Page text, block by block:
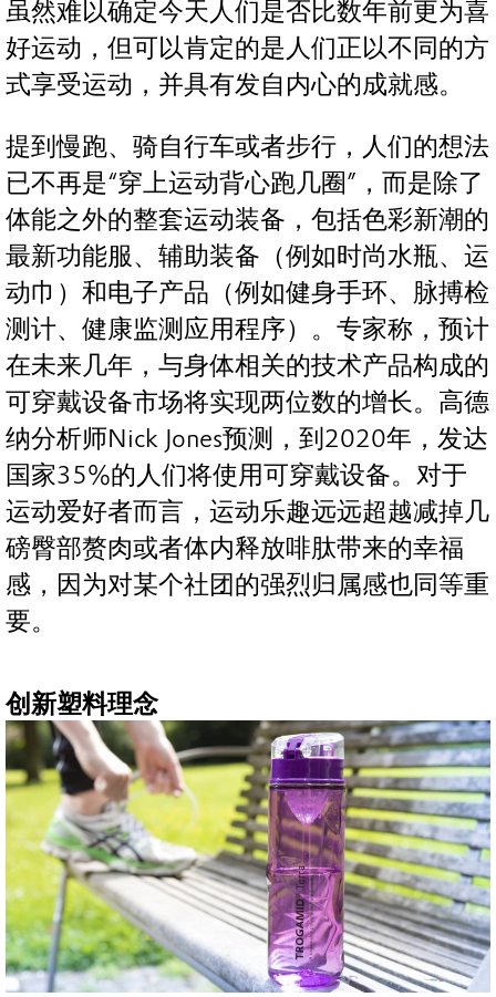
虽然难以确定今天人们是否比数年前更为喜
好运动，但可以肯定的是人们正以不同的方
式享受运动，并具有发自内心的成就感。
提到慢跑、骑自行车或者步行，人们的想法
已不再是“穿上运动背心跑几圈”，而是除了
体能之外的整套运动装备，包括色彩新潮的
最新功能服、辅助装备（例如时尚水瓶、运
动巾）和电子产品（例如健身手环、脉搏检
测计、健康监测应用程序）。专家称，预计
在未来几年，与身体相关的技术产品构成的
可穿戴设备市场将实现两位数的增长。高德
纳分析师Nick Jones预测，到2020年，发达
国家35%的人们将使用可穿戴设备。对于
运动爱好者而言，运动乐趣远远超越减掉几
磅臀部赘肉或者体内释放啡肽带来的幸福
感，因为对某个社团的强烈归属感也同等重
要。
创新塑料理念